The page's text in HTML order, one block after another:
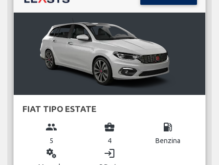
FIAT TIPO ESTATE
group
5
business_center
4
local_gas_station
Benzina
miscellaneous_services login